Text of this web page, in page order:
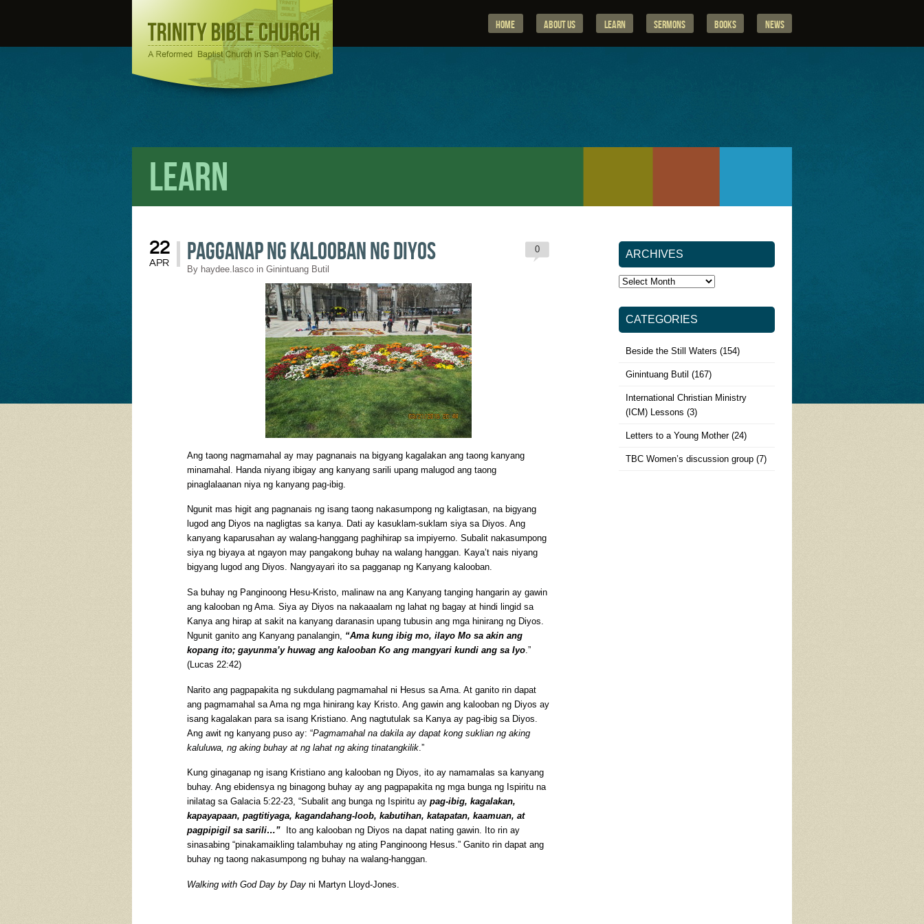
Home About Us Learn Sermons Books News
Learn
22
APR Pagganap ng Kalooban ng Diyos
By haydee.lasco in Ginintuang Butil
0
Ang taong nagmamahal ay may pagnanais na bigyang kagalakan ang taong kanyang
minamahal. Handa niyang ibigay ang kanyang sarili upang malugod ang taong
pinaglalaanan niya ng kanyang pag-ibig.
Ngunit mas higit ang pagnanais ng isang taong nakasumpong ng kaligtasan, na bigyang
lugod ang Diyos na nagligtas sa kanya. Dati ay kasuklam-suklam siya sa Diyos. Ang
kanyang kaparusahan ay walang-hanggang paghihirap sa impiyerno. Subalit nakasumpong
siya ng biyaya at ngayon may pangakong buhay na walang hanggan. Kaya’t nais niyang
bigyang lugod ang Diyos. Nangyayari ito sa pagganap ng Kanyang kalooban.
Sa buhay ng Panginoong Hesu-Kristo, malinaw na ang Kanyang tanging hangarin ay gawin
ang kalooban ng Ama. Siya ay Diyos na nakaaalam ng lahat ng bagay at hindi lingid sa
Kanya ang hirap at sakit na kanyang daranasin upang tubusin ang mga hinirang ng Diyos.
Ngunit ganito ang Kanyang panalangin, “Ama kung ibig mo, ilayo Mo sa akin ang
kopang ito; gayunma’y huwag ang kalooban Ko ang mangyari kundi ang sa Iyo.”
(Lucas 22:42)
Narito ang pagpapakita ng sukdulang pagmamahal ni Hesus sa Ama. At ganito rin dapat
ang pagmamahal sa Ama ng mga hinirang kay Kristo. Ang gawin ang kalooban ng Diyos ay
isang kagalakan para sa isang Kristiano. Ang nagtutulak sa Kanya ay pag-ibig sa Diyos.
Ang awit ng kanyang puso ay: “Pagmamahal na dakila ay dapat kong suklian ng aking
kaluluwa, ng aking buhay at ng lahat ng aking tinatangkilik .”
Kung ginaganap ng isang Kristiano ang kalooban ng Diyos, ito ay namamalas sa kanyang
buhay. Ang ebidensya ng binagong buhay ay ang pagpapakita ng mga bunga ng Ispiritu na
inilatag sa Galacia 5:22-23, “Subalit ang bunga ng Ispiritu ay pag-ibig, kagalakan,
kapayapaan, pagtitiyaga, kagandahang-loob, kabutihan, katapatan, kaamuan, at
pagpipigil sa sarili…” Ito ang kalooban ng Diyos na dapat nating gawin. Ito rin ay
sinasabing “pinakamaikling talambuhay ng ating Panginoong Hesus.” Ganito rin dapat ang
buhay ng taong nakasumpong ng buhay na walang-hanggan.
Walking with God Day by Day ni Martyn Lloyd-Jones.
ARCHIVES
Archives
CATEGORIES
Beside the Still Waters (154)
Ginintuang Butil (167)
International Christian Ministry
(ICM) Lessons (3)
Letters to a Young Mother(24)
TBC Women’s discussion group(7)